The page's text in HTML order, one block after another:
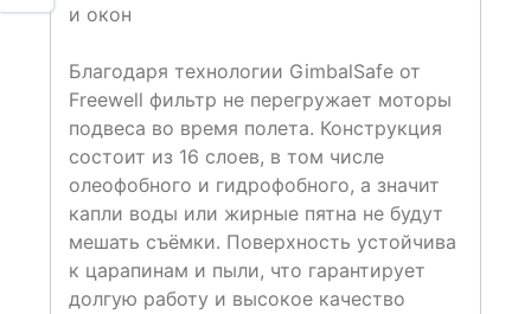
и окон
Благодаря технологии GimbalSafe от
Freewell фильтр не перегружает моторы
подвеса во время полета. Конструкция
состоит из 16 слоев, в том числе
олеофобного и гидрофобного, а значит
капли воды или жирные пятна не будут
мешать съёмки. Поверхность устойчива
к царапинам и пыли, что гарантирует
долгую работу и высокое качество